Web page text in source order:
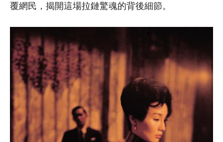
覆網民，揭開這場拉鏈驚魂的背後細節。